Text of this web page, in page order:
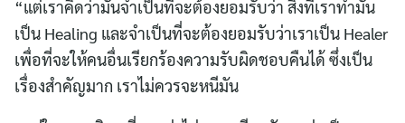
“แต่เราคิดว่ามันจำเป็นที่จะต้องยอมรับว่า สิ่งที่เราทำมัน
เป็น Healing และจำเป็นที่จะต้องยอมรับว่าเราเป็น Healer
เพื่อที่จะให้คนอื่นเรียกร้องความรับผิดชอบคืนได้ ซึ่งเป็น
เรื่องสำคัญมาก เราไม่ควรจะหนีมัน